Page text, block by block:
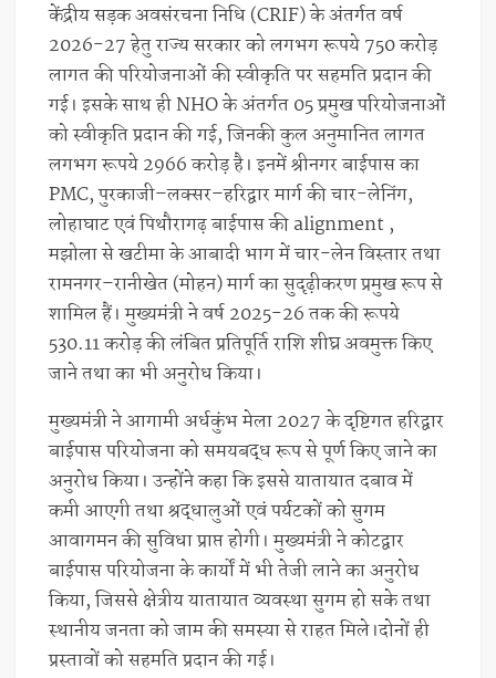
केंद्रीय सड़क अवसंरचना निधि (CRIF) के अंतर्गत वर्ष
2026-27 हेतु राज्य सरकार को लगभग रूपये 750 करोड़
लागत की परियोजनाओं की स्वीकृति पर सहमति प्रदान की
गई। इसके साथ ही NHO के अंतर्गत 05 प्रमुख परियोजनाओं
को स्वीकृति प्रदान की गई, जिनकी कुल अनुमानित लागत
लगभग रूपये 2966 करोड़ है। इनमें श्रीनगर बाईपास का
PMC, पुरकाजी–लक्सर–हरिद्वार मार्ग की चार-लेनिंग,
लोहाघाट एवं पिथौरागढ़ बाईपास की alignment ,
मझोला से खटीमा के आबादी भाग में चार-लेन विस्तार तथा
रामनगर–रानीखेत (मोहन) मार्ग का सुदृढ़ीकरण प्रमुख रूप से
शामिल हैं। मुख्यमंत्री ने वर्ष 2025-26 तक की रूपये
530.11 करोड़ की लंबित प्रतिपूर्ति राशि शीघ्र अवमुक्त किए
जाने तथा का भी अनुरोध किया।
मुख्यमंत्री ने आगामी अर्धकुंभ मेला 2027 के दृष्टिगत हरिद्वार
बाईपास परियोजना को समयबद्ध रूप से पूर्ण किए जाने का
अनुरोध किया। उन्होंने कहा कि इससे यातायात दबाव में
कमी आएगी तथा श्रद्धालुओं एवं पर्यटकों को सुगम
आवागमन की सुविधा प्राप्त होगी। मुख्यमंत्री ने कोटद्वार
बाईपास परियोजना के कार्यों में भी तेजी लाने का अनुरोध
किया, जिससे क्षेत्रीय यातायात व्यवस्था सुगम हो सके तथा
स्थानीय जनता को जाम की समस्या से राहत मिले।दोनों ही
प्रस्तावों को सहमति प्रदान की गई।